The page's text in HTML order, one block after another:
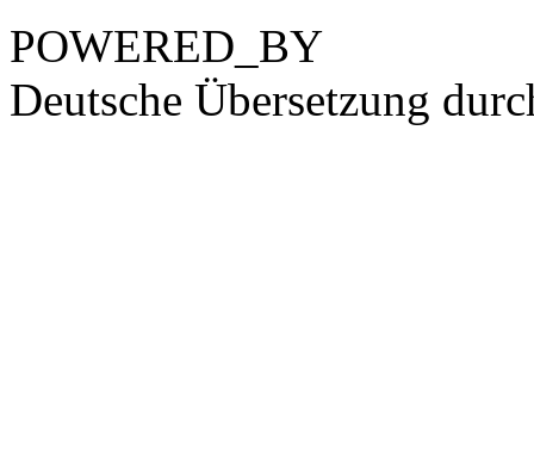
POWERED_BY
Deutsche Übersetzung